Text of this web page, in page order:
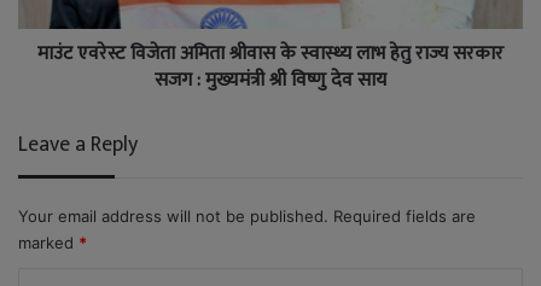
माउंट एवरेस्ट विजेता अमिता श्रीवास के स्वास्थ्य लाभ हेतु राज्य सरकार
सजग : मुख्यमंत्री श्री विष्णु देव साय
Leave a Reply
Your email address will not be published. Required fields are
marked *